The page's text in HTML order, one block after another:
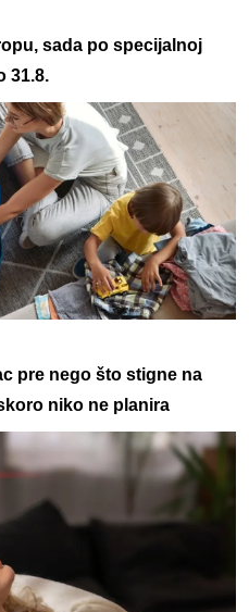
sada po specijalnoj
31.8.
pre nego što stigne na
niko ne planira